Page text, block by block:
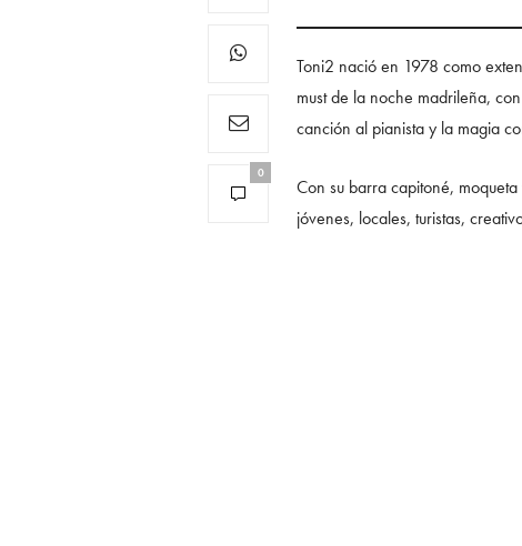
0
Toni2 nació en 1978 como
must de la noche madrileña,
canción al pianista y la magia
Con su barra capitoné,
jóvenes, locales, turistas,